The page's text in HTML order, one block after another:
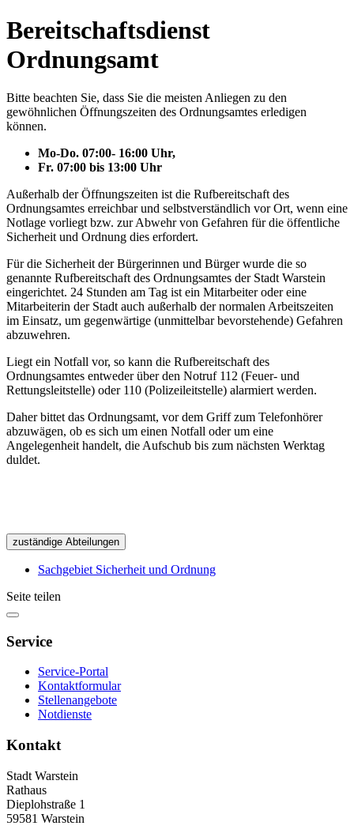
Bereitschaftsdienst
Ordnungsamt
Bitte beachten Sie, dass Sie die meisten Anliegen zu den
gewöhnlichen Öffnungszeiten des Ordnungsamtes erledigen
können.
Mo-Do. 07:00- 16:00 Uhr,
Fr. 07:00 bis 13:00 Uhr
Außerhalb der Öffnungszeiten ist die Rufbereitschaft des
Ordnungsamtes erreichbar und selbstverständlich vor Ort, wenn eine
Notlage vorliegt bzw. zur Abwehr von Gefahren für die öffentliche
Sicherheit und Ordnung dies erfordert.
Für die Sicherheit der Bürgerinnen und Bürger wurde die so
genannte Rufbereitschaft des Ordnungsamtes der Stadt Warstein
eingerichtet. 24 Stunden am Tag ist ein Mitarbeiter oder eine
Mitarbeiterin der Stadt auch außerhalb der normalen Arbeitszeiten
im Einsatz, um gegenwärtige (unmittelbar bevorstehende) Gefahren
abzuwehren.
Liegt ein Notfall vor, so kann die Rufbereitschaft des
Ordnungsamtes entweder über den Notruf 112 (Feuer- und
Rettungsleitstelle) oder 110 (Polizeileitstelle) alarmiert werden.
Daher bittet das Ordnungsamt, vor dem Griff zum Telefonhörer
abzuwägen, ob es sich um einen Notfall oder um eine
Angelegenheit handelt, die Aufschub bis zum nächsten Werktag
duldet.
zuständige Abteilungen
Sachgebiet Sicherheit und Ordnung
Seite teilen
Service
Service-Portal
Kontaktformular
Stellenangebote
Notdienste
Kontakt
Stadt Warstein
Rathaus
Dieplohstraße 1
59581 Warstein